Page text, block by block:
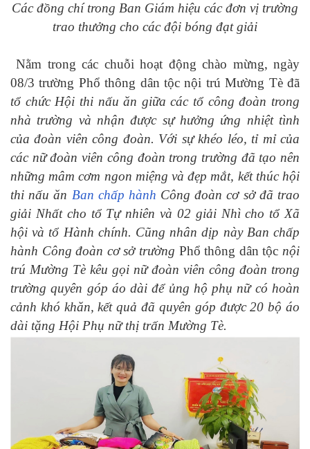
Các đồng chí trong Ban Giám hiệu các đơn vị trường
trao thưởng cho các đội bóng đạt giải
Nằm trong các chuỗi hoạt động chào mừng, ngày
08/3 trường Phổ thông dân tộc nội trú Mường Tè đã
tổ chức Hội thi nấu ăn giữa các tổ công đoàn trong
nhà trường và nhận được sự hưởng ứng nhiệt tình
của đoàn viên công đoàn. Với sự khéo léo, tỉ mỉ của
các nữ đoàn viên công đoàn trong trường đã tạo nên
những mâm cơm ngon miệng và đẹp mắt, kết thúc hội
thi nấu ăn Ban chấp hành Công đoàn cơ sở đã trao
giải Nhất cho tổ Tự nhiên và 02 giải Nhì cho tổ Xã
hội và tổ Hành chính. Cũng nhân dịp này Ban chấp
hành Công đoàn cơ sở trường Phổ thông dân tộc nội
trú Mường Tè kêu gọi nữ đoàn viên công đoàn trong
trường quyên góp áo dài để ủng hộ phụ nữ có hoàn
cảnh khó khăn, kết quả đã quyên góp được 20 bộ áo
dài tặng Hội Phụ nữ thị trấn Mường Tè.